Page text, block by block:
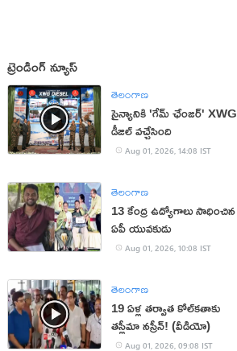
ట్రెండింగ్ న్యూస్
తెలంగాణ
సైన్యానికి 'గేమ్ ఛేంజర్' XWG
డీజిల్ వచ్చేసింది
Aug 01, 2026, 14:08 IST
తెలంగాణ
13 కేంద్ర ఉద్యోగాలు సాధించిన
ఏపీ యువకుడు
Aug 01, 2026, 10:08 IST
తెలంగాణ
19 ఏళ్ల తర్వాత కోల్‌కతాకు
తస్లీమా నస్రీన్! (వీడియో)
Aug 01, 2026, 09:08 IST